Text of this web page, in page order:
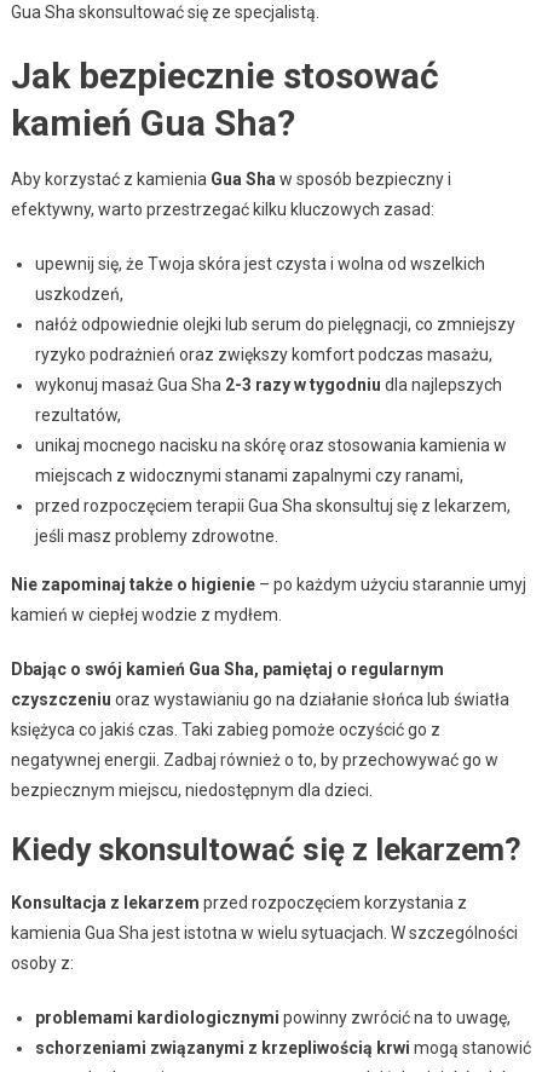
Gua Sha skonsultować się ze specjalistą.
Jak bezpiecznie stosować
kamień Gua Sha?
Aby korzystać z kamienia Gua Sha w sposób bezpieczny i
efektywny, warto przestrzegać kilku kluczowych zasad:
upewnij się, że Twoja skóra jest czysta i wolna od wszelkich
uszkodzeń,
nałóż odpowiednie olejki lub serum do pielęgnacji, co zmniejszy
ryzyko podrażnień oraz zwiększy komfort podczas masażu,
wykonuj masaż Gua Sha 2-3 razy w tygodniu dla najlepszych
rezultatów,
unikaj mocnego nacisku na skórę oraz stosowania kamienia w
miejscach z widocznymi stanami zapalnymi czy ranami,
przed rozpoczęciem terapii Gua Sha skonsultuj się z lekarzem,
jeśli masz problemy zdrowotne.
Nie zapominaj także o higienie– po każdym użyciu starannie umyj
kamień w ciepłej wodzie z mydłem.
Dbając o swój kamień Gua Sha, pamiętaj o regularnym
czyszczeniu oraz wystawianiu go na działanie słońca lub światła
księżyca co jakiś czas. Taki zabieg pomoże oczyścić go z
negatywnej energii. Zadbaj również o to, by przechowywać go w
bezpiecznym miejscu, niedostępnym dla dzieci.
Kiedy skonsultować się z lekarzem?
Konsultacja z lekarzem przed rozpoczęciem korzystania z
kamienia Gua Sha jest istotna w wielu sytuacjach. W szczególności
osoby z:
problemami kardiologicznymi powinny zwrócić na to uwagę,
schorzeniami związanymi z krzepliwością krwi mogą stanowić